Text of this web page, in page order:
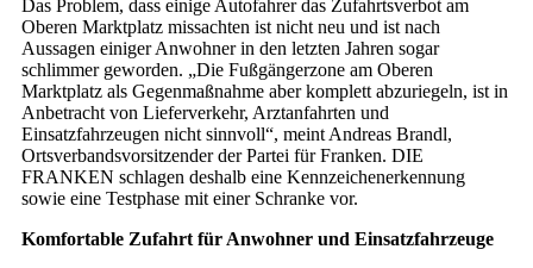
Das Problem, dass einige Autofahrer das Zufahrtsverbot am
Oberen Marktplatz missachten ist nicht neu und ist nach
Aussagen einiger Anwohner in den letzten Jahren sogar
schlimmer geworden. „Die Fußgängerzone am Oberen
Marktplatz als Gegenmaßnahme aber komplett abzuriegeln, ist in
Anbetracht von Lieferverkehr, Arztanfahrten und
Einsatzfahrzeugen nicht sinnvoll“, meint Andreas Brandl,
Ortsverbandsvorsitzender der Partei für Franken. DIE
FRANKEN schlagen deshalb eine Kennzeichenerkennung
sowie eine Testphase mit einer Schranke vor.
Komfortable Zufahrt für Anwohner und Einsatzfahrzeuge